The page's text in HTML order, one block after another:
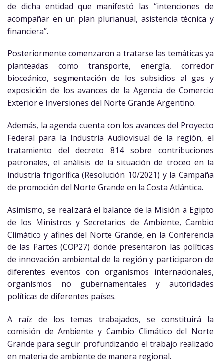
de dicha entidad que manifestó las “intenciones de
acompañar en un plan plurianual, asistencia técnica y
financiera”.
Posteriormente comenzaron a tratarse las temáticas ya
planteadas como transporte, energía, corredor
bioceánico, segmentación de los subsidios al gas y
exposición de los avances de la Agencia de Comercio
Exterior e Inversiones del Norte Grande Argentino.
Además, la agenda cuenta con los avances del Proyecto
Federal para la Industria Audiovisual de la región, el
tratamiento del decreto 814 sobre contribuciones
patronales, el análisis de la situación de troceo en la
industria frigorífica (Resolución 10/2021) y la Campaña
de promoción del Norte Grande en la Costa Atlántica.
Asimismo, se realizará el balance de la Misión a Egipto
de los Ministros y Secretarios de Ambiente, Cambio
Climático y afines del Norte Grande, en la Conferencia
de las Partes (COP27) donde presentaron las políticas
de innovación ambiental de la región y participaron de
diferentes eventos con organismos internacionales,
organismos no gubernamentales y autoridades
políticas de diferentes países.
A raíz de los temas trabajados, se constituirá la
comisión de Ambiente y Cambio Climático del Norte
Grande para seguir profundizando el trabajo realizado
en materia de ambiente de manera regional.